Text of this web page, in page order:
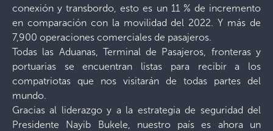
conexión y transbordo, esto es un 11 % de incremento
en comparación con la movilidad del 2022. Y más de
7,900 operaciones comerciales de pasajeros.
Todas las Aduanas, Terminal de Pasajeros, fronteras y
portuarias se encuentran listas para recibir a los
compatriotas que nos visitarán de todas partes del
mundo.
Gracias al liderazgo y a la estrategia de seguridad del
Presidente Nayib Bukele, nuestro país es ahora un